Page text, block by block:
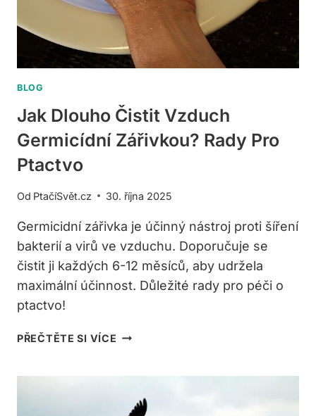
BLOG
Jak Dlouho Čistit Vzduch
Germicídní Zářivkou? Rady Pro
Ptactvo
Od PtačíSvět.cz 30. října 2025
Germicidní zářivka je účinný nástroj proti šíření
bakterií a virů ve vzduchu. Doporučuje se
čistit ji každých 6-12 měsíců, aby udržela
maximální účinnost. Důležité rady pro péči o
ptactvo!
PŘEČTĚTE SI VÍCE JAK
GERMICÍDNÍ